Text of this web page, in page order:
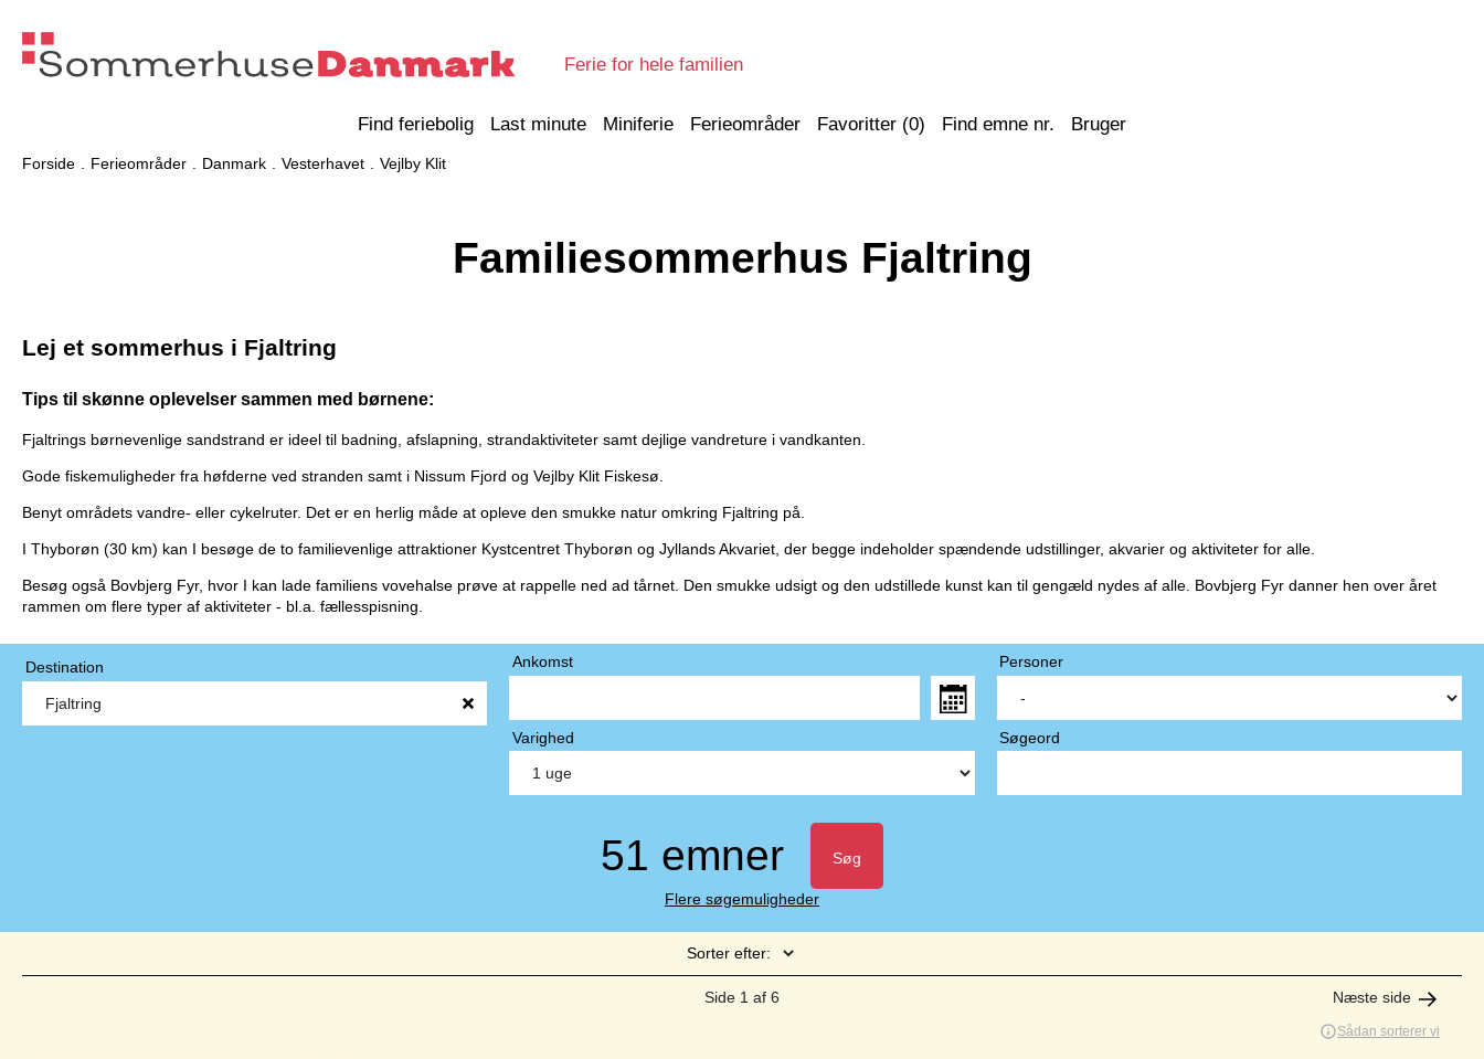
Ferie for hele familien
Find feriebolig Last minute Miniferie Ferieområder Favoritter (0) Find emne nr. Bruger
Forside Ferieområder Danmark Vesterhavet Vejlby Klit
Familiesommerhus Fjaltring
Lej et sommerhus i Fjaltring
Tips til skønne oplevelser sammen med børnene:
Fjaltrings børnevenlige sandstrand er ideel til badning, afslapning, strandaktiviteter samt dejlige vandreture i vandkanten.
Gode fiskemuligheder fra høfderne ved stranden samt i Nissum Fjord og Vejlby Klit Fiskesø.
Benyt områdets vandre- eller cykelruter. Det er en herlig måde at opleve den smukke natur omkring Fjaltring på.
I Thyborøn (30 km) kan I besøge de to familievenlige attraktioner Kystcentret Thyborøn og Jyllands Akvariet, der begge indeholder spændende udstillinger, akvarier og aktiviteter for alle.
Besøg også Bovbjerg Fyr, hvor I kan lade familiens vovehalse prøve at rappelle ned ad tårnet. Den smukke udsigt og den udstillede kunst kan til gengæld nydes af alle. Bovbjerg Fyr danner hen over året
rammen om flere typer af aktiviteter - bl.a. fællesspisning.
Destination Ankomst
Varighed
Personer
Søgeord
51 emner Søg
Flere søgemuligheder
Sorter efter:
Side 1 af 6 Næste side
Sådan sorterer vi